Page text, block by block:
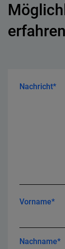
Nachricht*
Vorname*
Nachname*